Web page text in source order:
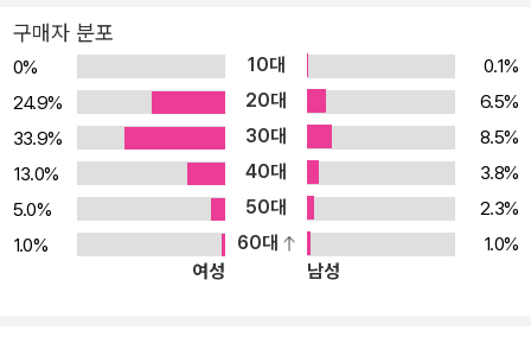
구매자 분포
0% 10대
0.1%
24.9%
20대
6.5%
33.9%
30대
8.5%
13.0%
40대
3.8%
5.0%
50대
2.3%
1.0%
60대
1.0%
여성
남성